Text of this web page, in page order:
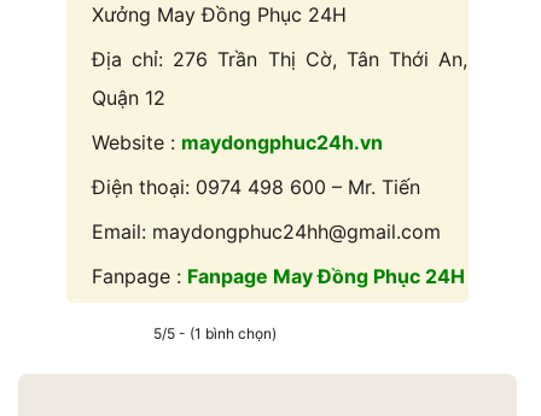
Xưởng May Đồng Phục 24H
Địa chỉ: 276 Trần Thị Cờ, Tân Thới An,
Quận 12
Website : maydongphuc24h.vn
Điện thoại: 0974 498 600 – Mr. Tiến
Email: maydongphuc24hh@gmail.com
Fanpage : Fanpage May Đồng Phục 24H
5/5 - (1 bình chọn)